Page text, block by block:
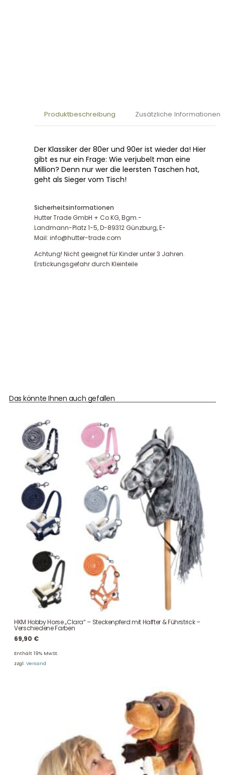
Produktbeschreibung Zusätzliche Informationen
Der Klassiker der 80er und 90er ist wieder da! Hier
gibt es nur ein Frage: Wie verjubelt man eine
Million? Denn nur wer die leersten Taschen hat,
geht als Sieger vom Tisch!
Sicherheitsinformationen
Hutter Trade GmbH + Co KG, Bgm.-
Landmann-Platz 1-5, D-89312 Günzburg, E-
Mail: info@hutter-trade.com
Achtung! Nicht geeignet für Kinder unter 3 Jahren.
Erstickungsgefahr durch Kleinteile
Das könnte Ihnen auch gefallen
HKM Hobby Horse „Clara“ – Steckenpferd mit Halfter & Führstrick –
Verschiedene Farben
69,90 €
Enthält 19% MwSt.
zzgl. Versand